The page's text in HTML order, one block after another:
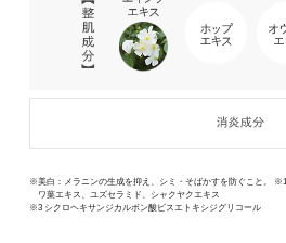
※美白：メラニンの生成を抑え、シミ・そばかすを防ぐこと。
ワ葉エキス、ユズセラミド、シャクヤクエキス
※3 シクロヘキサンジカルボン酸ビスエトキシジグリコール